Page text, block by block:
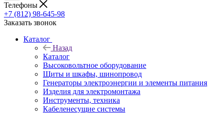
Телефоны
+7 (812) 98-645-98
Заказать звонок
Каталог
Назад
Каталог
Высоковольтное оборудование
Щиты и шкафы, шинопровод
Генераторы электроэнергии и элементы питания
Изделия для электромонтажа
Инструменты, техника
Кабеленесущие системы